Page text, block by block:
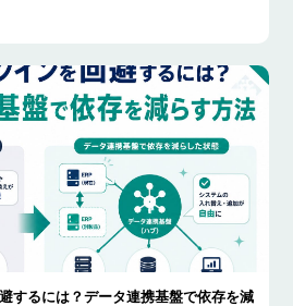
するには？データ連携基盤で依存を減